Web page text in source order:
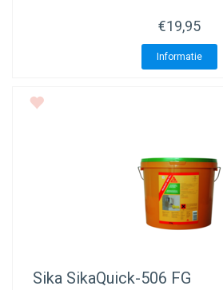
€19,95
Informatie
Sika SikaQuick-506 FG